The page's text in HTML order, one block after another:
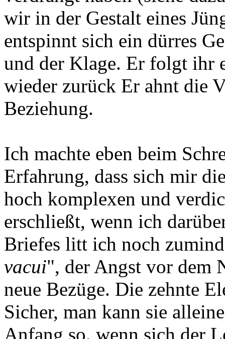
wir in der Gestalt eines
entspinnt sich ein dürres
und der Klage. Er folgt ihr
wieder zurück Er ahnt die
Beziehung.
Ich machte eben beim
Erfahrung, dass sich mir
hoch komplexen und
erschließt, wenn ich
Briefes litt ich noch
vacui", der Angst vor dem
neue Bezüge. Die zehnte
Sicher, man kann sie
Anfang so. wenn sich der